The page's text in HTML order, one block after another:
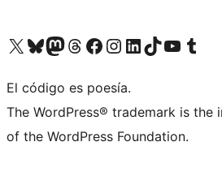
Visit our X (formerly Twitter) account
Visit our Bluesky account
Visit our Mastodon account
Visit our Threads account
Visita nuestra página de Facebook
Visita nuestra cuenta de Instagram
Visita nuestra cuenta de LinkedIn
Visit our TikTok account
Visita nuestro canal de
Visit our
El código es poesía.
The WordPress® trademark is
of the WordPress Foundation.